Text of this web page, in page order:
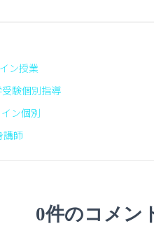
ン授業
験個別指導
ン個別
講師
0件のコメン